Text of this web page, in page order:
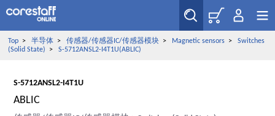
Top> 半导体> 传感器/传感器IC/传感器模块> Magnetic sensors> Switches
(Solid State) > S-5712ANSL2-I4T1U(ABLIC)
S-5712ANSL2-I4T1U
ABLIC